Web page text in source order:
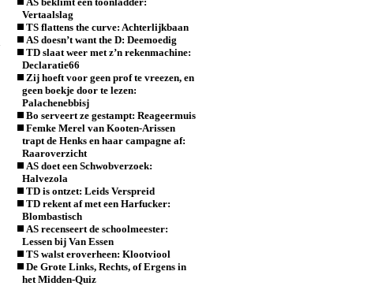
Vertaalslag
TS flattens the curve: Achterlijkbaan
AS doesn’t want the D: Deemoedig
TD slaat weer met z’n rekenmachine:
Declaratie66
Zij hoeft voor geen prof te vreezen, en
geen boekje door te lezen:
Palachenebbisj
Bo serveert ze gestampt: Reageermuis
Femke Merel van Kooten-Arissen
trapt de Henks en haar campagne af:
Raaroverzicht
AS doet een Schwobverzoek:
Halvezola
TD is ontzet: Leids Verspreid
TD rekent af met een Harfucker:
Blombastisch
AS recenseert de schoolmeester:
Lessen bij Van Essen
TS walst eroverheen: Klootviool
De Grote Links, Rechts, of Ergens in
het Midden-Quiz